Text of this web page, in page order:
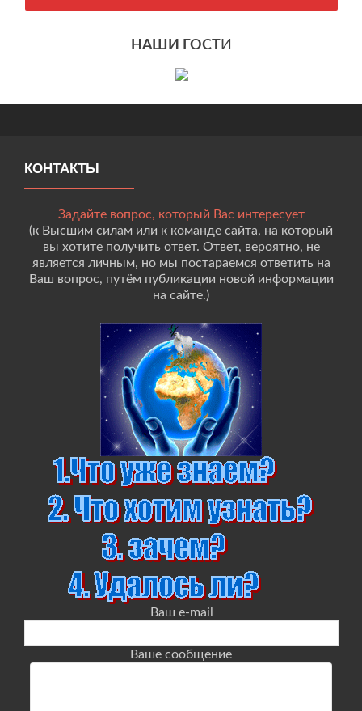
НАШИ ГОСТИ
КОНТАКТЫ
Задайте вопрос, который Вас интересует
(к Высшим силам или к команде сайта, на который
вы хотите получить ответ. Ответ, вероятно, не
является личным, но мы постараемся ответить на
Ваш вопрос, путём публикации новой информации
на сайте.)
Ваш e-mail
Ваше сообщение